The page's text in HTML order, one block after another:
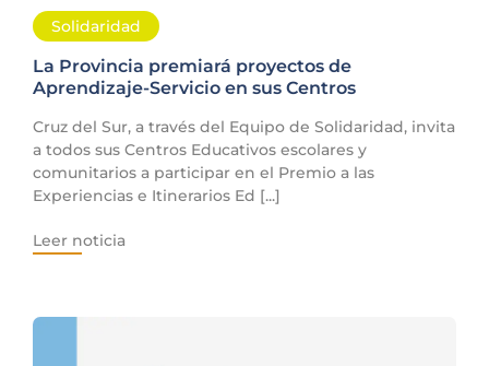
Solidaridad
La Provincia premiará proyectos de
Aprendizaje-Servicio en sus Centros
Cruz del Sur, a través del Equipo de Solidaridad, invita
a todos sus Centros Educativos escolares y
comunitarios a participar en el Premio a las
Experiencias e Itinerarios Ed [...]
Leer noticia